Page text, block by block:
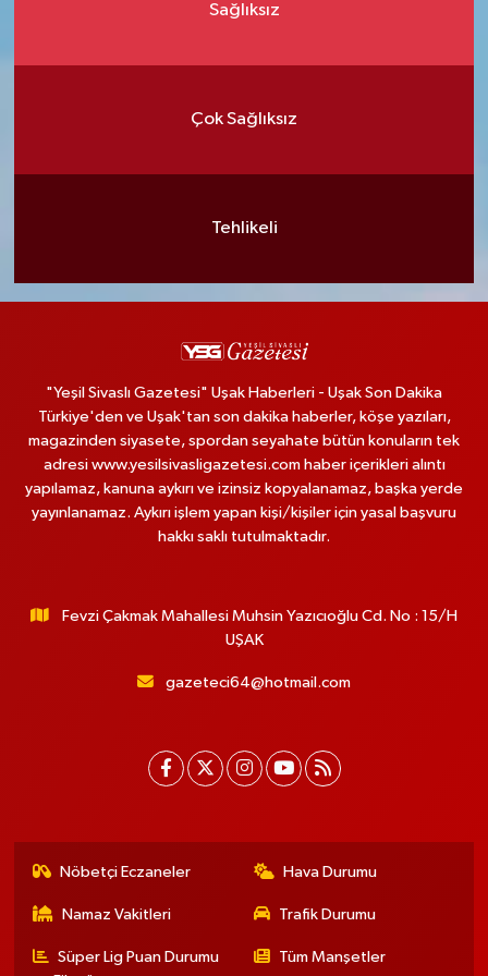
Sağlıksız
Çok Sağlıksız
Tehlikeli
"Yeşil Sivaslı Gazetesi" Uşak Haberleri - Uşak Son Dakika
Türkiye'den ve Uşak'tan son dakika haberler, köşe yazıları,
magazinden siyasete, spordan seyahate bütün konuların tek
adresi www.yesilsivasligazetesi.com haber içerikleri alıntı
yapılamaz, kanuna aykırı ve izinsiz kopyalanamaz, başka yerde
yayınlanamaz. Aykırı işlem yapan kişi/kişiler için yasal başvuru
hakkı saklı tutulmaktadır.
Fevzi Çakmak Mahallesi Muhsin Yazıcıoğlu Cd. No : 15/H
UŞAK
gazeteci64@hotmail.com
Nöbetçi Eczaneler Hava Durumu
Namaz Vakitleri Trafik Durumu
Süper Lig Puan Durumu
Tüm Manşetler